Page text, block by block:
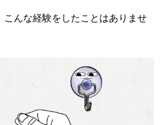
んな経験をしたことはありませ